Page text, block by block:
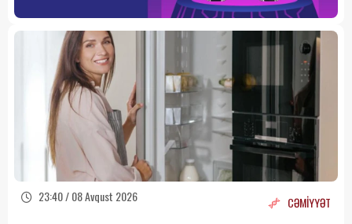
23:40 / 08 Avqust 2026 CƏMİYYƏT